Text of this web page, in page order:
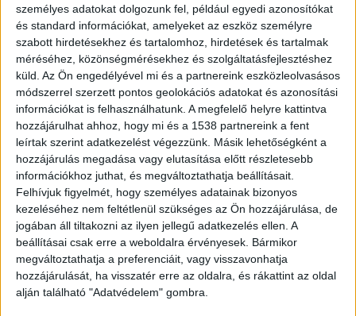
személyes adatokat dolgozunk fel, például egyedi azonosítókat
és standard információkat, amelyeket az eszköz személyre
szabott hirdetésekhez és tartalomhoz, hirdetések és tartalmak
méréséhez, közönségmérésekhez és szolgáltatásfejlesztéshez
küld. Az Ön engedélyével mi és a partnereink eszközleolvasásos
módszerrel szerzett pontos geolokációs adatokat és azonosítási
információkat is felhasználhatunk. A megfelelő helyre kattintva
hozzájárulhat ahhoz, hogy mi és a 1538 partnereink a fent
leírtak szerint adatkezelést végezzünk. Másik lehetőségként a
hozzájárulás megadása vagy elutasítása előtt részletesebb
információkhoz juthat, és megváltoztathatja beállításait.
Felhívjuk figyelmét, hogy személyes adatainak bizonyos
kezeléséhez nem feltétlenül szükséges az Ön hozzájárulása, de
jogában áll tiltakozni az ilyen jellegű adatkezelés ellen. A
beállításai csak erre a weboldalra érvényesek. Bármikor
megváltoztathatja a preferenciáit, vagy visszavonhatja
hozzájárulását, ha visszatér erre az oldalra, és rákattint az oldal
alján található "Adatvédelem" gombra.
Előkerült a régi polgármester
Nem nyugszanak a kedélyek a pesti
agglomerációban, Gyömrőn. A korábbi
polgármester, Gyenes Levente ismét be akar
kerülni a képviselőtestületbe. Ha sikerül neki
megnyernie a vasárnapi előrehozott választást a
hármas körzetben, akkor már csak egy emberes
előnye lesz Kisberk Szabolcs jelenlegi
polgármesternek a testületben. Egyesek szerint
Gyenes sok mindenre képes a többség és az
irányítás megszerzéséért, ezért hozhatta a
jelenlegi polgármester nyilvánosságra a
hangfelvételt.
A BudapestKörnyéke.hu hírportál